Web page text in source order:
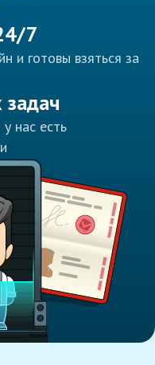
7
и готовы взяться за
нас есть